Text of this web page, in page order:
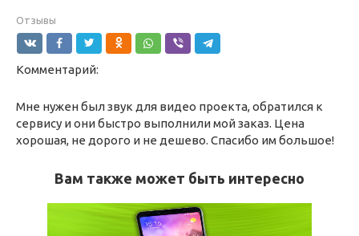
Отзывы
Комментарий:
Мне нужен был звук для видео проекта, обратился к
сервису и они быстро выполнили мой заказ. Цена
хорошая, не дорого и не дешево. Спасибо им большое!
Вам также может быть интересно